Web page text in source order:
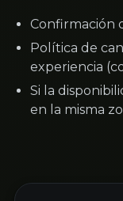
Confirmación
Política de
experiencia
Si la
en la misma